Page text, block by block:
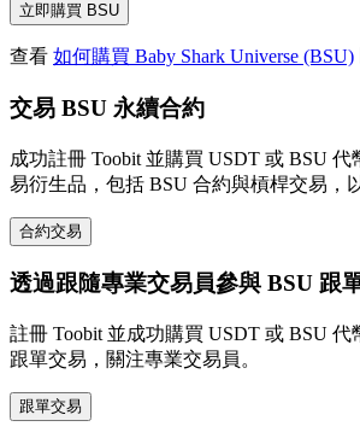
立即購買 BSU
查看 如何購買 Baby Shark Universe (BSU)
交易 BSU 永續合約
成功註冊 Toobit 並購買 USDT 或 BSU
易衍生品，包括 BSU 合約與槓桿交易，
合約交易
透過跟隨專業交易員參與 BSU 跟
註冊 Toobit 並成功購買 USDT 或 BSU
跟單交易，關注專業交易員。
跟單交易